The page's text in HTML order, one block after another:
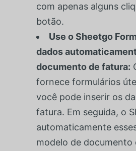
com apenas alguns
botão.
Use o Sheetgo
dados
documento de fatura:
fornece formulários
você pode inserir os
fatura. Em seguida, o
automaticamente
modelo de documento